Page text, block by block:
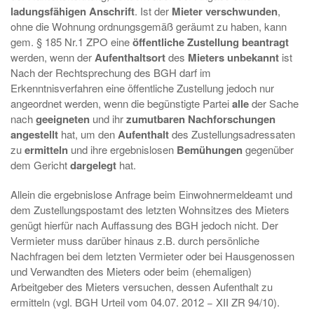
ladungsfähigen Anschrift. Ist der Mieterverschwunden,
ohne die Wohnung ordnungsgemäß geräumt zu haben, kann
gem. § 185 Nr.1 ZPO eineöffentliche Zustellung beantragt
werden, wenn derAufenthaltsortdes Mieters unbekannt ist
Nach der Rechtsprechung des BGH darf im
Erkenntnisverfahren eine öffentliche Zustellung jedoch nur
angeordnet werden, wenn die begünstigte Parteialleder Sache
nachgeeigneten und ihrzumutbaren Nachforschungen
angestellt hat, um denAufenthaltdes Zustellungsadressaten
zuermitteln und ihre ergebnislosen Bemühungengegenüber
dem Gerichtdargelegt hat.
Allein die ergebnislose Anfrage beim Einwohnermeldeamt und
dem Zustellungspostamt des letzten Wohnsitzes des Mieters
genügt hierfür nach Auffassung des BGH jedoch nicht. Der
Vermieter muss darüber hinaus z.B. durch persönliche
Nachfragen bei dem letzten Vermieter oder bei Hausgenossen
und Verwandten des Mieters oder beim (ehemaligen)
Arbeitgeber des Mieters versuchen, dessen Aufenthalt zu
ermitteln (vgl. BGH Urteil vom 04.07. 2012 − XII ZR 94/10).